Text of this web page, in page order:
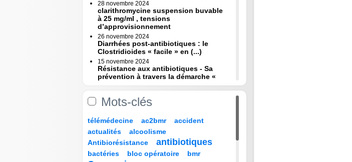
28 novembre 2024
clarithromycine suspension buvable
à 25 mg/ml , tensions
d’approvisionnement
26 novembre 2024
Diarrhées post-antibiotiques : le
Clostridioides « facile » en (...)
15 novembre 2024
Résistance aux antibiotiques - Sa
prévention à travers la démarche «
Une (...)
Erreurs de diagnostic en médecine
23 octobre 2024
Erreurs médicales : « quand leur vie
bascule » sur TF1 mardi 22 (...)
17 octobre 2024
Tramadol, codeine : de nouvelles
mesures pour prévenir la
Mots-clés
8/254
télémédecine
30/254 ac2bmr
22/254 accident
45/254
actualités
34/254 alcoolisme
9/254
Antibiorésistance
97/254 antibiotiques
9/254
bactéries
13/254 bloc opératoire
54/254 bmr
97/254